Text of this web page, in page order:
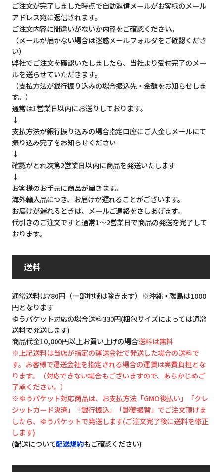
ご注文が完了しました時点で自動返信メールがお客様のメール
アドレス宛に返信されます。
ご注文内容に間違いがないか内容をご確認ください。
（メールが届かない場合は迷惑メールフォルダをご確認くださ
い）
弊社でご注文を確認いたしましたら、当社より受付完了のメー
ルを送らせていただきます。
（支払方法が銀行振り込みの場合振込先・金額をお知らせしま
す。）
通常は1営業日以内にお送りしております。
↓
支払方法が銀行振り込みの場合指定口座にご入金しメールにて
振り込み完了をお知らせください
↓
確認がとれ次第2営業日以内に商品を発送いたします
↓
お客様のお手元に商品が届きます。
海外輸入品につき、お届けが遅れることがございます。
お届けが遅れるときは、メールご連絡をさしあげます。
代引きのご注文ですと通常1～2営業日で商品の発送を完了して
おります。
送料
通常送料は780円（一部地域は除きます）※沖縄・離島は1000
円となります
ゆうパケット対応の場合送料330円(梱包サイズによっては通常
送料で発送します)
商品代金10,000円以上お買い上げの場合送料は無料
※上記送料は当店が指定の運送会社で発送した場合の送料で
す。お客様で運送会社を指定される場合の運賃は実費負担とな
ります。（対応できない場合もございますので、あらかじめご
了承ください。）
※ゆうパケット対応商品は、お支払方法「GMO後払い」「クレ
ジットカード決済」「銀行振込」「郵便振替」でご注文頂けま
したら、ゆうパケットで発送します(ご注文完了後に送料を修正
します)
(配送について配送規約もご確認ください)